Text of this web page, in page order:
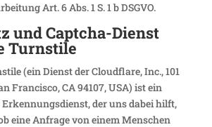
Art. 6 Abs. 1 S. 1 b DSGVO.
und Captcha-Dienst
Turnstile
(ein Dienst der Cloud­flare, Inc., 101
Fran­cisco, CA 94107, USA) ist ein
der uns dabei hilft,
eine Anfrage von einem Menschen